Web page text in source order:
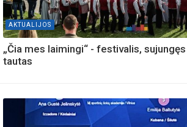
AKTUALIJOS
„Čia mes laimingi“ - festivalis,
tautas